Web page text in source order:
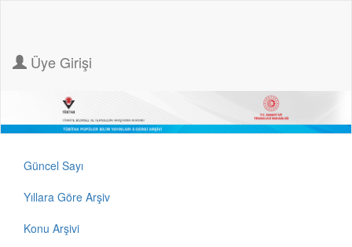
Üye Girişi
Güncel Sayı
Yıllara Göre Arşiv
Konu Arşivi